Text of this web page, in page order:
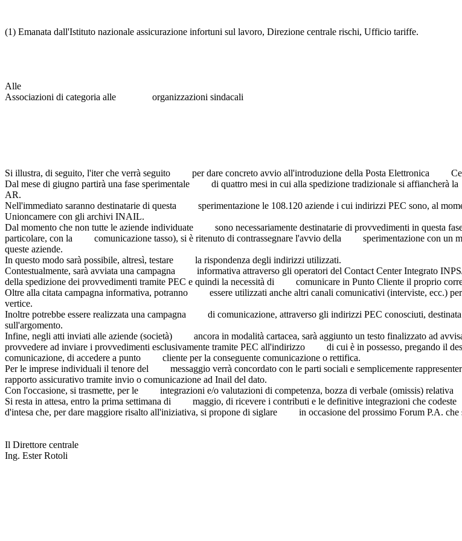
(1) Emanata dall'Istituto nazionale assicurazione infortuni sul lavoro, Direzione centrale rischi, Ufficio tariffe.
Alle
Associazioni di categoria alle organizzazioni sindacali
Si illustra, di seguito, l'iter che verrà seguito per dare concreto avvio all'introduzione della Posta Elettronica
Dal mese di giugno partirà una fase sperimentale di quattro mesi in cui alla spedizione tradizionale si
AR.
Nell'immediato saranno destinatarie di questa sperimentazione le 108.120 aziende i cui indirizzi PEC sono, al
Unioncamere con gli archivi INAIL.
Dal momento che non tutte le aziende individuate sono necessariamente destinatarie di provvedimenti in questa
particolare, con la comunicazione tasso), si è ritenuto di contrassegnare l'avvio della sperimentazione con un
queste aziende.
In questo modo sarà possibile, altresì, testare la rispondenza degli indirizzi utilizzati.
Contestualmente, sarà avviata una campagna informativa attraverso gli operatori del Contact Center
della spedizione dei provvedimenti tramite PEC e quindi la necessità di comunicare in Punto Cliente il proprio
Oltre alla citata campagna informativa, potranno essere utilizzati anche altri canali comunicativi (interviste,
vertice.
Inoltre potrebbe essere realizzata una campagna di comunicazione, attraverso gli indirizzi PEC conosciuti,
sull'argomento.
Infine, negli atti inviati alle aziende (società) ancora in modalità cartacea, sarà aggiunto un testo finalizzato ad
provvedere ad inviare i provvedimenti esclusivamente tramite PEC all'indirizzo di cui è in possesso, pregando il
comunicazione, di accedere a punto cliente per la conseguente comunicazione o rettifica.
Per le imprese individuali il tenore del messaggio verrà concordato con le parti sociali e semplicemente
rapporto assicurativo tramite invio o comunicazione ad Inail del dato.
Con l'occasione, si trasmette, per le integrazioni e/o valutazioni di competenza, bozza di verbale (omissis)
Si resta in attesa, entro la prima settimana di maggio, di ricevere i contributi e le definitive integrazioni che
d'intesa che, per dare maggiore risalto all'iniziativa, si propone di siglare in occasione del prossimo Forum
Il Direttore centrale
Ing. Ester Rotoli